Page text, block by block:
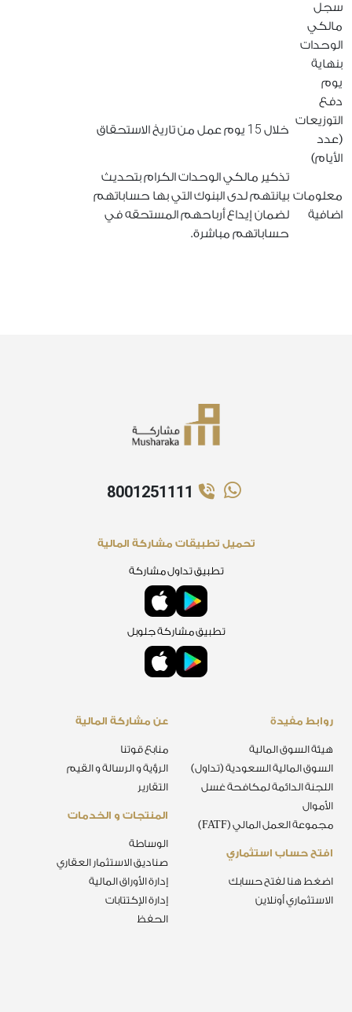
سجل
مالكي
الوحدات
بنهاية
يوم
دفع
التوزيعات
(عدد
الأيام)
خلال 15 يوم عمل من تاريخ الاستحقاق
معلومات
اضافية
تذكير مالكي الوحدات الكرام بتحديث
بيانتهم لدى البنوك التي بها حساباتهم
لضمان إيداع أرباحهم المستحقه في
حساباتهم مباشرة.
8001251111
المنتجات و الخدمات
الوساطة
صناديق الاستثمار العقاري
إدارة الأوراق المالية
إدارة الإكتتابات
الحفظ
عن مشاركة المالية
منابع قوتنا
الرؤية و الرسالة و القيم
التقارير
افتح حساب استثماري
اضغط هنا لفتح حسابك
الاستثماري أونلاين
روابط مفيدة
هيئة السوق المالية
السوق المالية السعودية (تداول)
اللجنة الدائمة لمكافحة غسل
الأموال
مجموعة العمل المالي (FATF)
تحميل تطبيقات مشاركة المالية
تطبيق تداول مشاركة
تطبيق مشاركة جلوبل